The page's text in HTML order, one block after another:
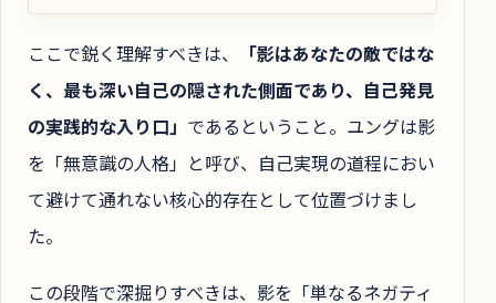
ここで鋭く理解すべきは、
「影はあなたの敵ではな
く、最も深い自己の隠された側面であり、自己発見
の実践的な入り口」 であるということ。ユングは影
を「無意識の人格」と呼び、自己実現の道程におい
て避けて通れない核心的存在として位置づけまし
た。
この段階で深掘りすべきは、影を「単なるネガティ